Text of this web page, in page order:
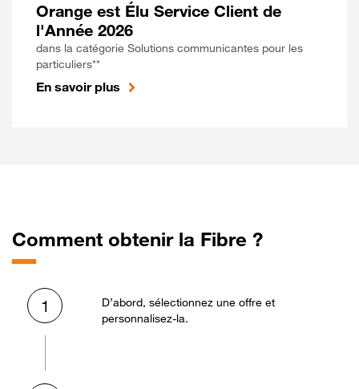
Orange est Élu Service Client de
l'Année 2026
dans la catégorie Solutions communicantes pour les
particuliers**
En savoir plus
Comment obtenir la Fibre ?
1
D’abord, sélectionnez une offre et
personnalisez-la.